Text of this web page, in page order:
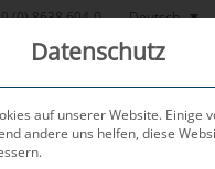
(0) 8638 604-0 Deutsch
Datenschutz
auf unserer Website. Einige
andere uns helfen, diese